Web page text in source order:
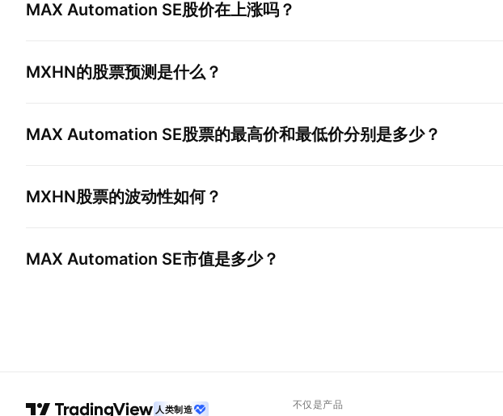
MAX Automation SE股价在上涨吗？
MXHN的股票预测是什么？
MAX Automation SE股票的最高价和最低价分别是多少？
MXHN股票的波动性如何？
MAX Automation SE市值是多少？
人类制造 不仅是产品